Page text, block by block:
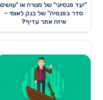
"יעד פנסיוני" של מנורה או "עושים
סדר בפנסיה" של בנק לאומי –
איזה אתר עדיף?